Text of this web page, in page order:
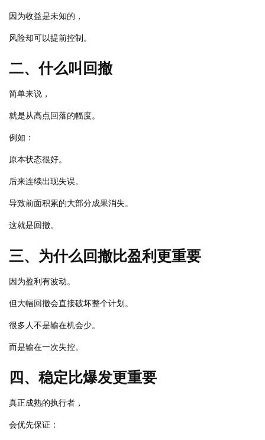
因为收益是未知的，
风险却可以提前控制。
二、什么叫回撤
简单来说，
就是从高点回落的幅度。
例如：
原本状态很好。
后来连续出现失误。
导致前面积累的大部分成果消失。
这就是回撤。
三、为什么回撤比盈利更重要
因为盈利有波动。
但大幅回撤会直接破坏整个计划。
很多人不是输在机会少。
而是输在一次失控。
四、稳定比爆发更重要
真正成熟的执行者，
会优先保证：